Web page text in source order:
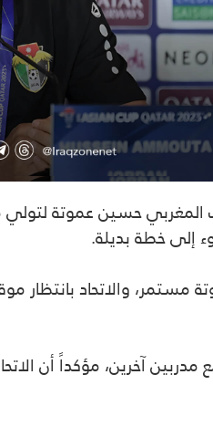
المغربي حسين عموتة
إلى خطة بديلة.
والاتحاد بانتظار
مدربين آخرين، مؤكداً أن